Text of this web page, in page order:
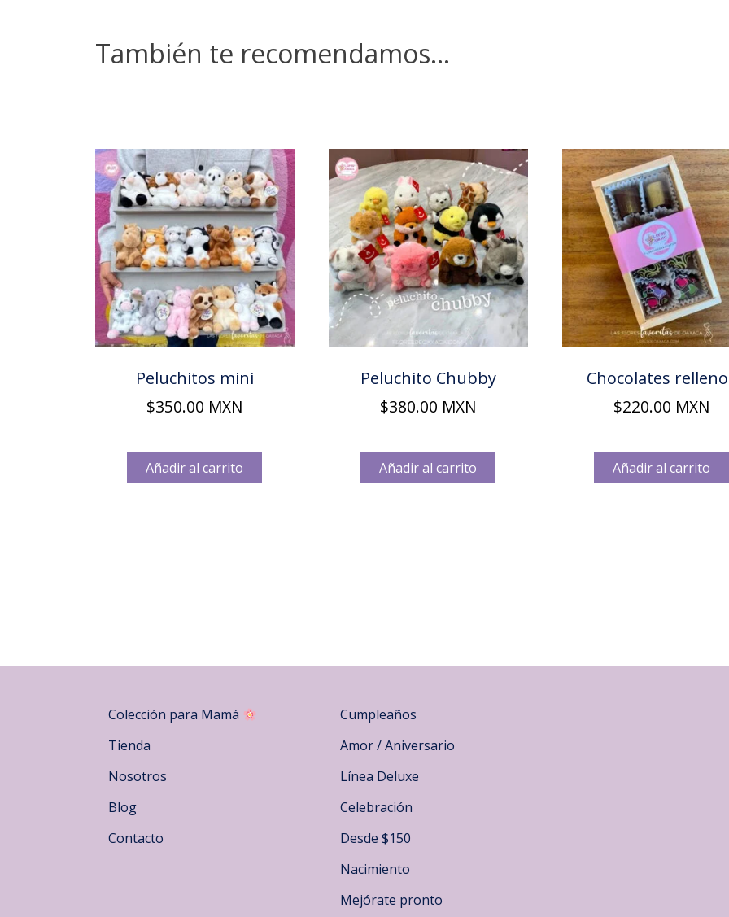
También te recomendamos…
Peluchitos mini
$350.00 MXN
Añadir al carrito
Peluchito Chubby
$380.00 MXN
Añadir al carrito
Chocolates
$220.00 MXN
Añadir al carrito
Colección para Mamá
Tienda
Nosotros
Blog
Contacto
Cumpleaños
Amor / Aniversario
Línea Deluxe
Celebración
Desde $150
Nacimiento
Mejórate pronto